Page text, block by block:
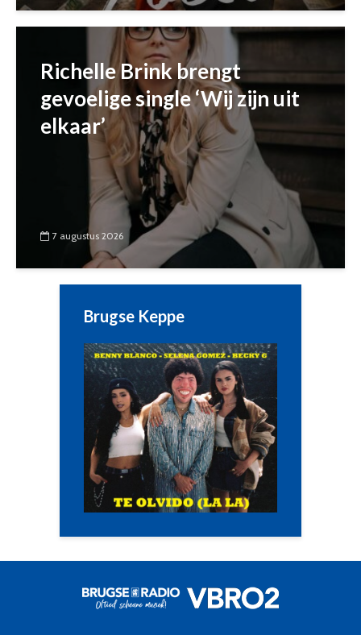
Richelle Brink brengt
gevoelige single ‘Wij zijn uit
elkaar’
7 augustus 2026
Brugse Keppe